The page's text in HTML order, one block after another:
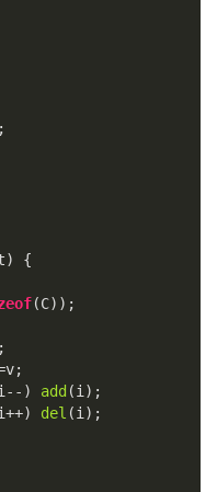
{
(C));
) add (i);
del (i);